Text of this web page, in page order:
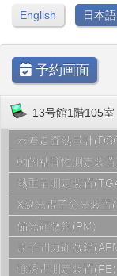
English 日本語
予約画面
13号館1階105室
示差走査熱量計
動的粘弾性測定装
熱重量測定装置
X線光電子分光装置
偏光顕微鏡(PM)
原子間力顕微鏡
強誘電測定装置(FE)